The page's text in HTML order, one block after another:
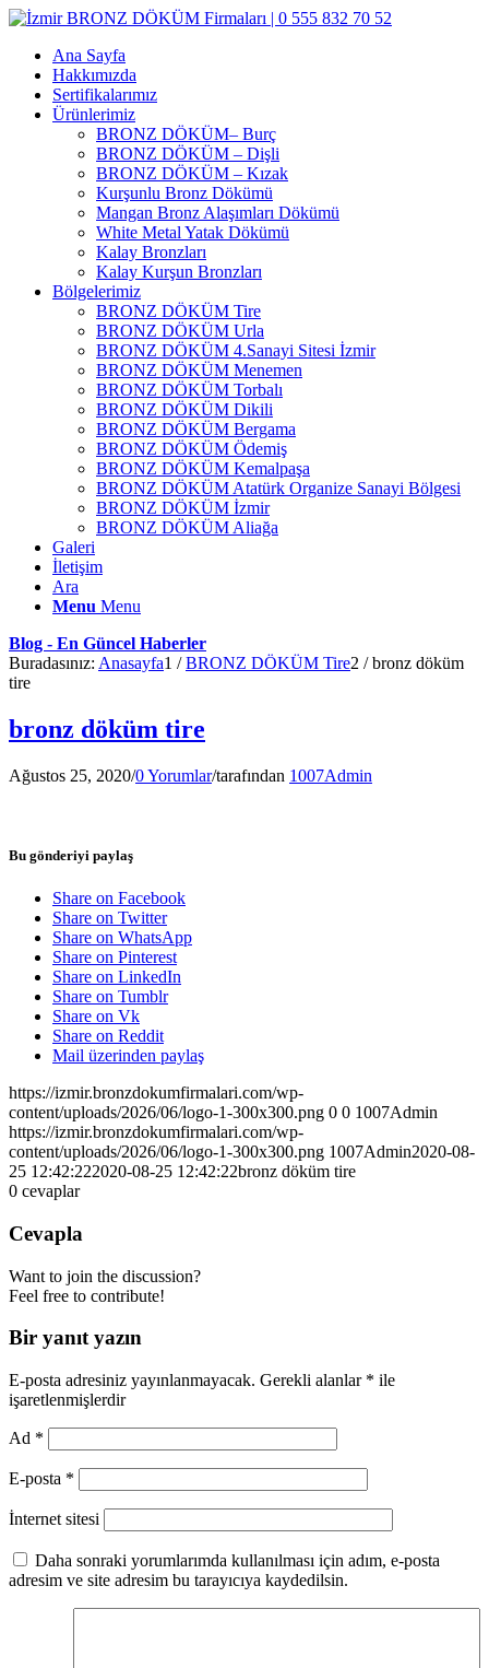
Ana Sayfa
Hakkımızda
Sertifikalarımız
Ürünlerimiz
BRONZ DÖKÜM– Burç
BRONZ DÖKÜM – Dişli
BRONZ DÖKÜM – Kızak
Kurşunlu Bronz Dökümü
Mangan Bronz Alaşımları Dökümü
White Metal Yatak Dökümü
Kalay Bronzları
Kalay Kurşun Bronzları
Bölgelerimiz
BRONZ DÖKÜM Tire
BRONZ DÖKÜM Urla
BRONZ DÖKÜM 4.Sanayi Sitesi İzmir
BRONZ DÖKÜM Menemen
BRONZ DÖKÜM Torbalı
BRONZ DÖKÜM Dikili
BRONZ DÖKÜM Bergama
BRONZ DÖKÜM Ödemiş
BRONZ DÖKÜM Kemalpaşa
BRONZ DÖKÜM Atatürk Organize Sanayi Bölgesi
BRONZ DÖKÜM İzmir
BRONZ DÖKÜM Aliağa
Galeri
İletişim
Ara
Menu Menu
Blog - En Güncel Haberler
Buradasınız: Anasayfa1 / BRONZ DÖKÜM Tire2 / bronz döküm
tire
bronz döküm tire
Ağustos 25, 2020/0 Yorumlar/tarafından 1007Admin
Bu gönderiyi paylaş
Share on Facebook
Share on Twitter
Share on WhatsApp
Share on Pinterest
Share on LinkedIn
Share on Tumblr
Share on Vk
Share on Reddit
Mail üzerinden paylaş
https://izmir.bronzdokumfirmalari.com/wp-
content/uploads/2026/06/logo-1-300x300.png 0 0 1007Admin
https://izmir.bronzdokumfirmalari.com/wp-
content/uploads/2026/06/logo-1-300x300.png 1007Admin2020-08-
25 12:42:222020-08-25 12:42:22bronz döküm tire
0 cevaplar
Cevapla
Want to join the discussion?
Feel free to contribute!
Bir yanıt yazın
E-posta adresiniz yayınlanmayacak. Gerekli alanlar * ile
işaretlenmişlerdir
Ad *
E-posta *
İnternet sitesi
Daha sonraki yorumlarımda kullanılması için adım, e-posta
adresim ve site adresim bu tarayıcıya kaydedilsin.